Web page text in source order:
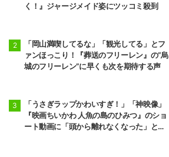
く！』ジャージメイド姿にツッコミ殺到
「岡山満喫してるな」「観光してる」とフ
ァンほっこり！『葬送のフリーレン』の“烏
城のフリーレン”に早くも次を期待する声
「うさぎラップかわいすぎ！」「神映像」
『映画ちいかわ 人魚の島のひみつ』のショ
ート動画に「頭から離れなくなった」と大